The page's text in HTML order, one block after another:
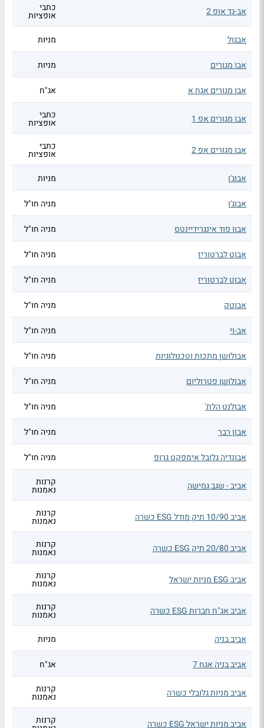
אב-גד אופ 2 כתבי
אופציות
אבגול
מניות
אבו מגורים מניות
אבו מגורים אגח א אג"ח
אבו מגורים אפ 1 כתבי
אופציות
אבו מגורים אפ 2 כתבי
אופציות
אבוג'ן
מניות
אבוג'ן מניה חו"ל
אבוו פוד אינגרידיינטס מניה חו"ל
אבוט לברטוריז מניה חו"ל
אבוט לברטוריז מניה חו"ל
אבוטק מניה חו"ל
אב-וי מניה חו"ל
אבולושן מתכות וטכנולוגיות מניה חו"ל
אבולושן פטרוליום מניה חו"ל
אבולנט הלת' מניה חו"ל
אבון רבר מניה חו"ל
אבונדיה גלובל אימפקט גרופ מניה חו"ל
אביב - שגב גמישה קרנות
נאמנות
אביב 10/90 תיק מודל ESG כשרה קרנות
נאמנות
אביב 20/80 תיק ESG כשרה קרנות
נאמנות
אביב ESG מניות ישראל קרנות
נאמנות
אביב אג"ח חברות ESG כשרה קרנות
נאמנות
אביב בניה
מניות
אביב בניה אגח 7 אג"ח
אביב מניות גלובלי כשרה קרנות
נאמנות
אביב מניות ישראל ESG כשרה קרנות